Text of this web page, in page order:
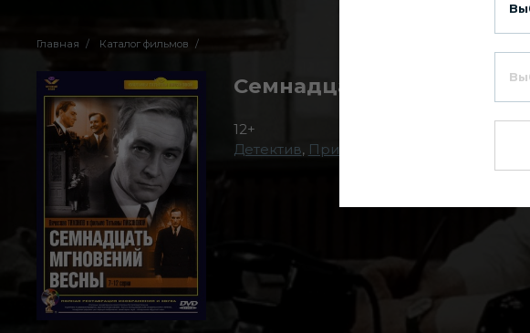
Главная Каталог фильмов
Семнадцать мгновений
12+
Детектив, Приключение